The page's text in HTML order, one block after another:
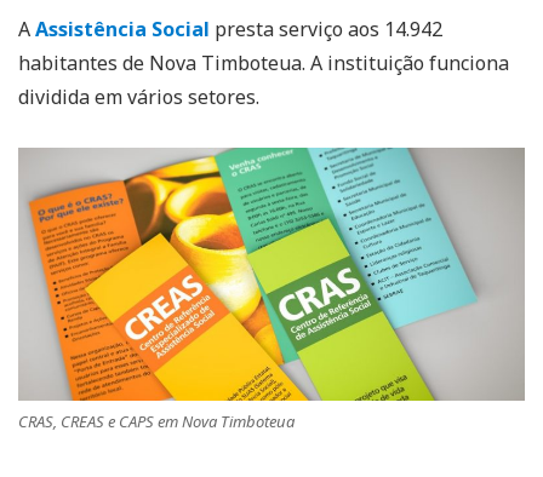
AAssistência Social presta serviço aos 14.942
habitantes de Nova Timboteua. A instituição funciona
dividida em vários setores.
CRAS, CREAS e CAPS em Nova Timboteua